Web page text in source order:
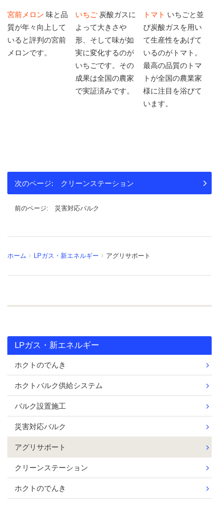
宮前メロン 味と品
質が年々向上して
いると評判の宮前
メロンです。
いちご 炭酸ガスに
よって大きさや
形、そして味が如
実に変化するのが
いちごです。その
成果は全国の農家
で実証済みです。
トマト いちごと並
び炭酸ガスを用い
て生産性をあげて
いるのがトマト。
最高の品質のトマ
トが全国の農業家
様に注目を浴びて
います。
クリーンステーション
災害対応バルク
ホーム LPガス・新エネルギー アグリサポート
LPガス・新エネルギー
ホクトのでんき
ホクトバルク供給システム
バルク設置施工
災害対応バルク
アグリサポート
クリーンステーション
ホクトのでんき